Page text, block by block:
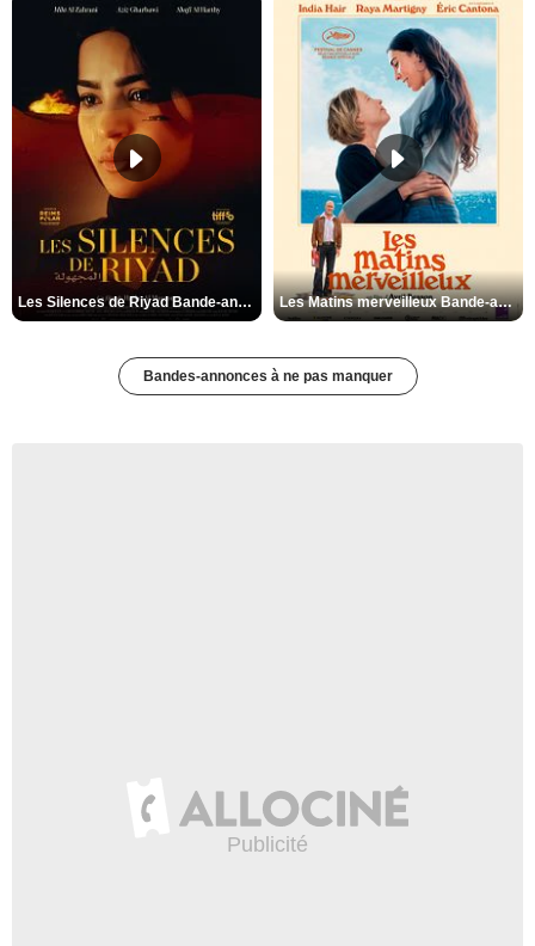
Les Silences de Riyad Bande-annonce VO STFR Les Matins merveilleux Bande-annonce VF
Bandes-annonces à ne pas manquer